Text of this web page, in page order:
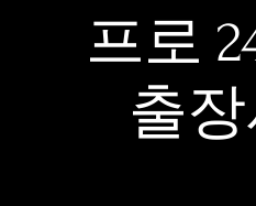
프로
출장